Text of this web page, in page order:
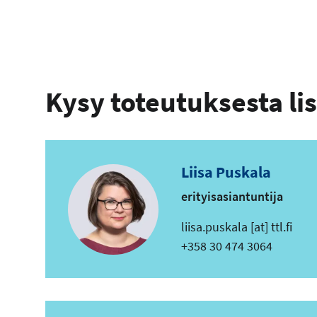
Kysy toteutuksesta
Liisa Puskala
erityisasiantuntija
s
ä
ö
liisa.puskala [at] ttl.fi
Puhelin
+358 30 474 3064